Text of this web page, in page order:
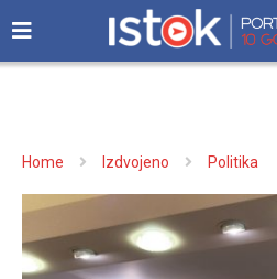
Home Izdvojeno Politika